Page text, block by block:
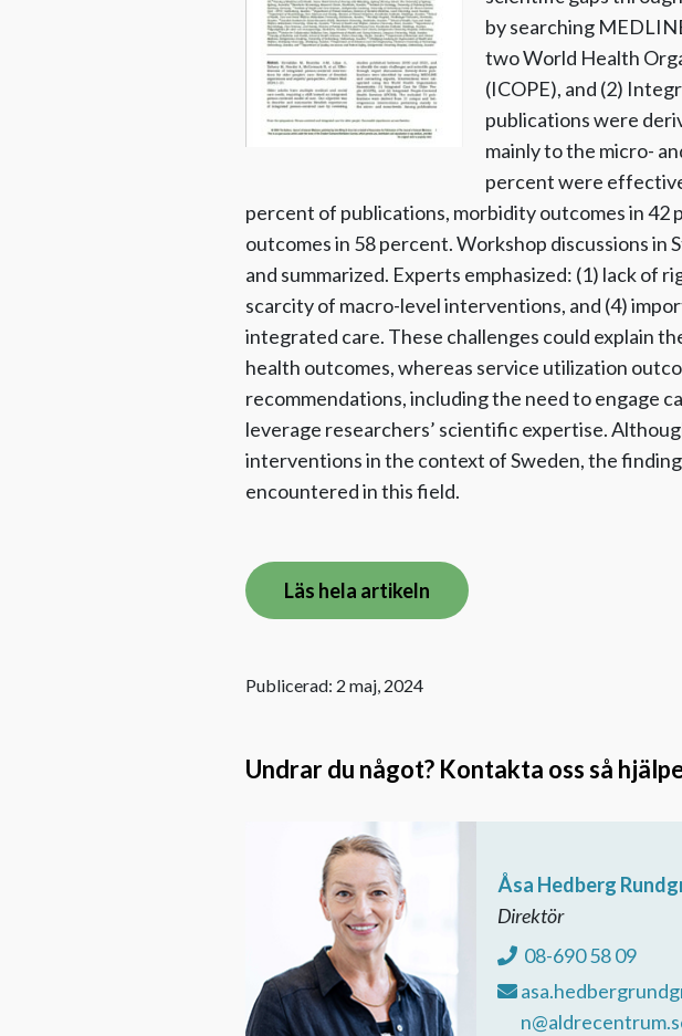
by searching
two World Health
(ICOPE), and (2)
publications were
mainly to the micro-
percent were
percent of publications, morbidity outcomes in 42
outcomes in 58 percent. Workshop discussions
and summarized. Experts emphasized: (1) lack of
scarcity of macro-level interventions, and (4)
integrated care. These challenges could explain
health outcomes, whereas service utilization
recommendations, including the need to engage
leverage researchers’ scientific expertise.
interventions in the context of Sweden, the
encountered in this field.
Läs hela artikeln
Publicerad: 2 maj, 2024
Undrar du något? Kontakta oss så
Åsa Hedberg
Direktör
08-690 58 09